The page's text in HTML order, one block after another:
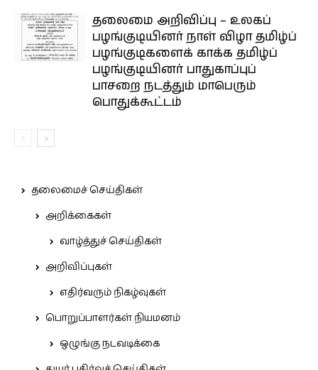
தலைமை அறிவிப்பு – உலகப்
பழங்குடியினர் நாள் விழா தமிழ்ப்
பழங்குடிகளைக் காக்க தமிழ்ப்
பழங்குடியினர் பாதுகாப்புப்
பாசறை நடத்தும் மாபெரும்
பொதுக்கூட்டம்
தலைமைச் செய்திகள்
அறிக்கைகள்
வாழ்த்துச் செய்திகள்
அறிவிப்புகள்
எதிர்வரும் நிகழ்வுகள்
பொறுப்பாளர்கள் நியமனம்
ஒழுங்கு நடவடிக்கை